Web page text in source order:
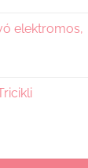
elektromos,